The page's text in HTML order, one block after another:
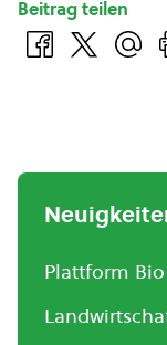
Beitrag teilen
Plattform